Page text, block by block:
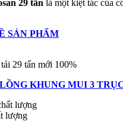
29 tấn là một kiệt tác của
SẢN PHẨM
29 tấn mới 100%
KHUNG MUI 3
lượng